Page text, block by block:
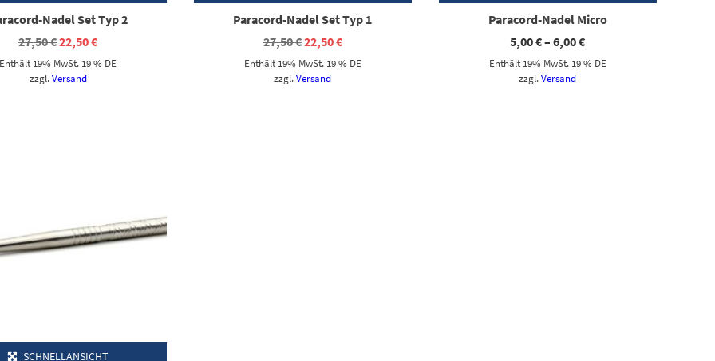
Nadel Set Typ 2
27,50€Ursprünglicher
Preis
war:
27,50 €
22,50€Aktueller
ist:
Enthält 19% MwSt. 19 % DE
zzgl.Versand
Paracord-Nadel Set Typ 1
27,50€Ursprünglicher
Preis
war:
27,50 €
22,50€Aktueller
ist:
Enthält 19% MwSt. 19 % DE
zzgl.Versand
Paracord-Nadel Micro
5,00€–6,00€Preisspanne:
bis
Enthält 19% MwSt. 19 % DE
zzgl.Versand
SCHNELLANSICHT